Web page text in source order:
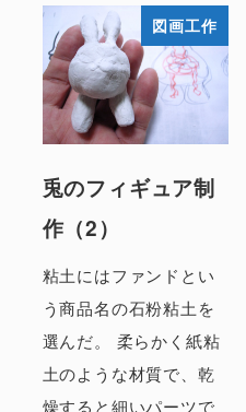
図画工作
兎のフィギュア制
作（2）
粘土にはファンドとい
う商品名の石粉粘土を
選んだ。 柔らかく紙粘
土のような材質で、乾
燥すると細いパーツで